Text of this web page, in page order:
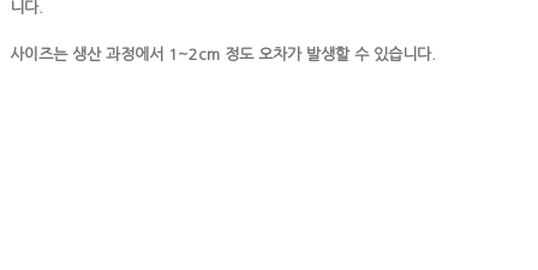
니다.
사이즈는 생산 과정에서 1~2cm 정도 오차가 발생할 수 있습니다.